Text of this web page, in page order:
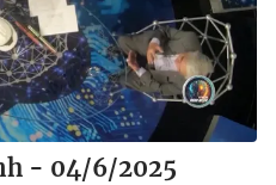
- 04/6/2025